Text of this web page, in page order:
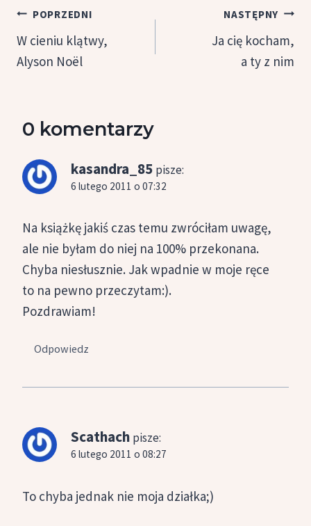
Nawigacja
wpisu
POPRZEDNI
W cieniu klątwy,
Alyson Noël
NASTĘPNY
Ja cię kocham,
a ty z nim
0 komentarzy
kasandra_85 pisze:
6 lutego 2011 o 07:32
Na książkę jakiś czas temu zwróciłam uwagę,
ale nie byłam do niej na 100% przekonana.
Chyba niesłusznie. Jak wpadnie w moje ręce
to na pewno przeczytam:).
Pozdrawiam!
Odpowiedz
Scathach pisze:
6 lutego 2011 o 08:27
To chyba jednak nie moja działka;)